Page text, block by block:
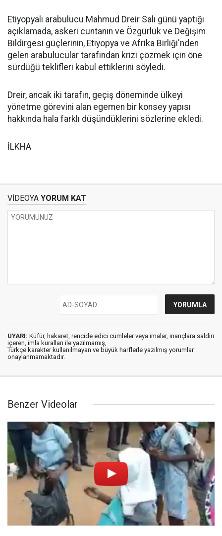
Etiyopyalı arabulucu Mahmud Dreir Salı günü yaptığı
açıklamada, askeri cuntanın ve Özgürlük ve Değişim
Bildirgesi güçlerinin, Etiyopya ve Afrika Birliği'nden
gelen arabulucular tarafından krizi çözmek için öne
sürdüğü teklifleri kabul ettiklerini söyledi.
Dreir, ancak iki tarafın, geçiş döneminde ülkeyi
yönetme görevini alan egemen bir konsey yapısı
hakkında hala farklı düşündüklerini sözlerine ekledi.
İLKHA
VİDEOYA YORUM KAT
UYARI: Küfür, hakaret, rencide edici cümleler veya imalar, inançlara saldırı
içeren, imla kuralları ile yazılmamış,
Türkçe karakter kullanılmayan ve büyük harflerle yazılmış yorumlar
onaylanmamaktadır.
Benzer Videolar